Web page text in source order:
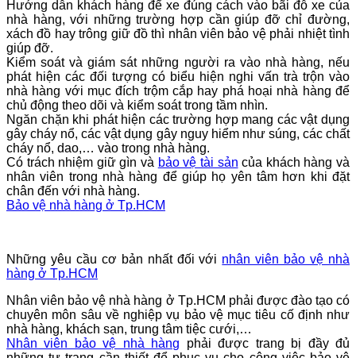
Hướng dẫn khách hàng để xe đúng cách vào bãi đỗ xe của
nhà hàng, với những trường hợp cần giúp đỡ chỉ đường,
xách đồ hay trông giữ đồ thì nhân viên bảo vệ phải nhiệt tình
giúp đỡ.
Kiểm soát và giám sát những người ra vào nhà hàng, nếu
phát hiện các đối tượng có biểu hiện nghi vấn trà trộn vào
nhà hàng với mục đích trộm cắp hay phá hoại nhà hàng để
chủ động theo dõi và kiểm soát trong tầm nhìn.
Ngăn chặn khi phát hiện các trường hợp mang các vật dụng
gây cháy nổ, các vật dụng gây nguy hiểm như súng, các chất
cháy nổ, dao,… vào trong nhà hàng.
Có trách nhiệm giữ gìn và bảo vệ tài sản của khách hàng và
nhân viên trong nhà hàng để giúp họ yên tâm hơn khi đặt
chân đến với nhà hàng.
Bảo vệ nhà hàng ở Tp.HCM
Những yêu cầu cơ bản nhất đối với nhân viên bảo vệ nhà
hàng ở Tp.HCM
Nhân viên bảo vệ nhà hàng ở Tp.HCM phải được đào tạo có
chuyên môn sâu về nghiệp vụ bảo vệ mục tiêu cố định như
nhà hàng, khách sạn, trung tâm tiệc cưới,…
Nhân viên bảo vệ nhà hàng phải được trang bị đầy đủ